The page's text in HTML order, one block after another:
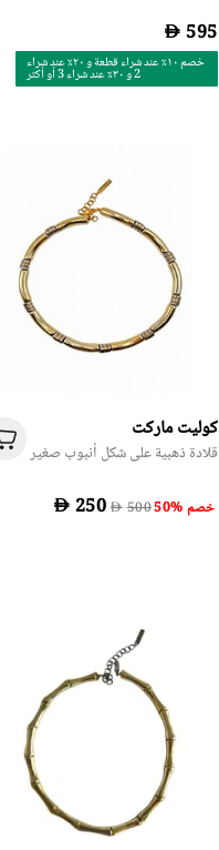
D
خصم ١٠٪ عند شراء قطعة و ٢٠٪ عند شراء
2 و ٣٠٪ عند شراء 3 أو أكثر
كوليت ماركت
قلادة ذهبية على شكل أنبوب صغير
D D 50% خصم